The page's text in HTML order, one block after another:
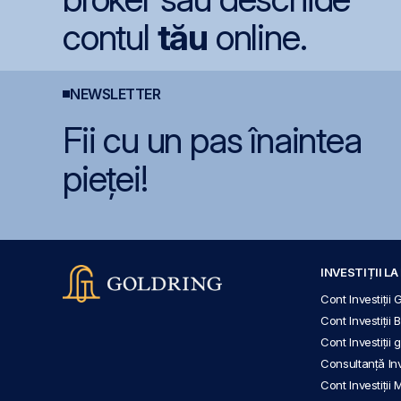
contul tău online.
NEWSLETTER
Fii cu un pas înaintea
pieței!
INVESTIȚII LA
Cont Investiții
Cont Investiții
Cont Investiții
Consultanță
Cont Investiții